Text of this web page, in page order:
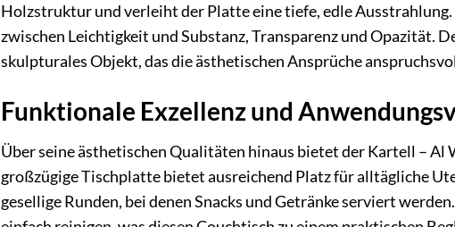
Holzstruktur und verleiht der Platte eine tiefe, edle
zwischen Leichtigkeit und Substanz, Transparenz und Opazität.
skulpturales Objekt, das die ästhetischen Ansprüche
Funktionale Exzellenz und
Über seine ästhetischen Qualitäten hinaus bietet der Kartell –
großzügige Tischplatte bietet ausreichend Platz für alltägliche
gesellige Runden, bei denen Snacks und Getränke serviert